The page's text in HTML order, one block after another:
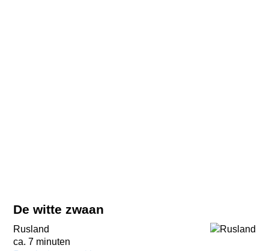
De witte zwaan
Rusland
ca. 7 minuten